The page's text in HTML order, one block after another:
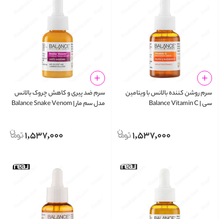
سرم روشن‌ کننده بالانس با ویتامین
سی | Balance Vitamin C
1,537,000
سرم ضد پیری و کاهش چروک بالانس
مدل سم مار | Balance Snake Venom
1,537,000